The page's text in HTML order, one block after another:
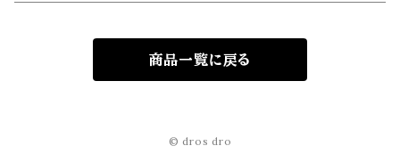
GLOMA NAUTICA(グローマノーティカ)
商品一覧に戻る
© dros dro